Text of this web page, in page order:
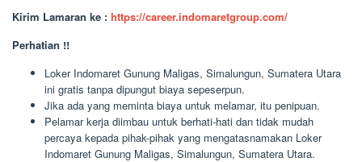
Kirim Lamaran ke : https://career.indomaretgroup.com/
Perhatian !!
Loker Indomaret Gunung Maligas, Simalungun, Sumatera Utara
ini gratis tanpa dipungut biaya sepeserpun.
Jika ada yang meminta biaya untuk melamar, itu penipuan.
Pelamar kerja diimbau untuk berhati-hati dan tidak mudah
percaya kepada pihak-pihak yang mengatasnamakan Loker
Indomaret Gunung Maligas, Simalungun, Sumatera Utara.